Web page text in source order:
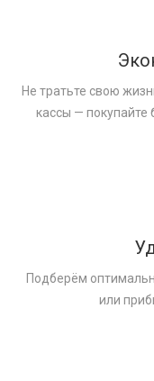
Не тратьте свою
кассы —
Подберём
или